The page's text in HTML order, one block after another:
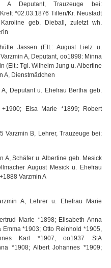
A Deputant, Trauzeuge bei:
*02.03.1876 Tillen/Kr. Neustadt
geb. Dieball, zuletzt wh.
Jassen (Elt.: August Lietz u.
A, Deputant, oo1898: Minna
(Elt.: Tgl. Wilhelm Jung u. Albertine
A, Dienstmädchen
Deputant u. Ehefrau Bertha geb.
Elsa Marie *1899; Robert
Varzmin B, Lehrer, Trauzeuge bei:
A, Schäfer u. Albertine geb. Mesick
August Mesick u. Ehefrau
Varzmin A
A, Lehrer u. Ehefrau Marie
Marie *1898; Elisabeth Anna
*1903; Otto Reinhold *1905,
Karl *1907, oo1937 StA
*1908; Albert Johannes *1909;